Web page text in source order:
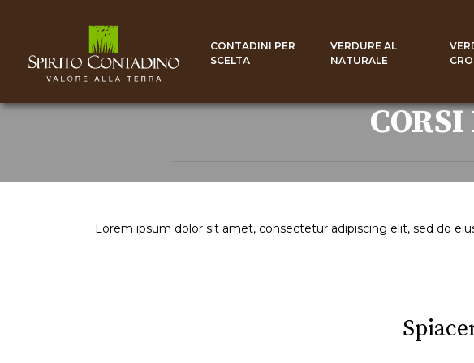
CONTADINI PER
SCELTA
VERDURE AL
NATURALE
Lorem ipsum dolor sit amet, consectetur adipiscing elit, sed do